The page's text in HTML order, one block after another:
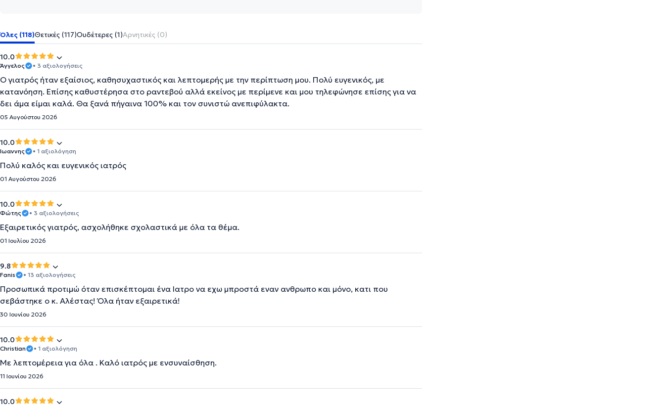
Όλες (118)Θετικές (117)Ουδέτερες (1)Αρνητικές (0)
10.0
Άγγελος • 3 αξιολογήσεις
Ο γιατρός ήταν εξαίσιος, καθησυχαστικός και λεπτομερής με την περίπτωση μου. Πολύ ευγενικός, με
κατανόηση. Επίσης καθυστέρησα στο ραντεβού αλλά εκείνος με περίμενε και μου τηλεφώνησε επίσης για να
δει άμα είμαι καλά. Θα ξανά πήγαινα 100% και τον συνιστώ ανεπιφύλακτα.
05 Αυγούστου 2026
10.0
Ιωαννης • 1 αξιολόγηση
Πολύ καλός και ευγενικός ιατρός
01 Αυγούστου 2026
10.0
Φώτης • 3 αξιολογήσεις
Εξαιρετικός γιατρός, ασχολήθηκε σχολαστικά με όλα τα θέμα.
01 Ιουλίου 2026
9.8
Fanis • 13 αξιολογήσεις
Προσωπικά προτιμώ όταν επισκέπτομαι ένα Ιατρο να εχω μπροστά εναν ανθρωπο και μόνο, κατι που
σεβάστηκε ο κ. Αλέστας! Όλα ήταν εξαιρετικά!
30 Ιουνίου 2026
10.0
Christian • 1 αξιολόγηση
Με λεπτομέρεια για όλα . Καλό ιατρός με ενσυναίσθηση.
11 Ιουνίου 2026
10.0